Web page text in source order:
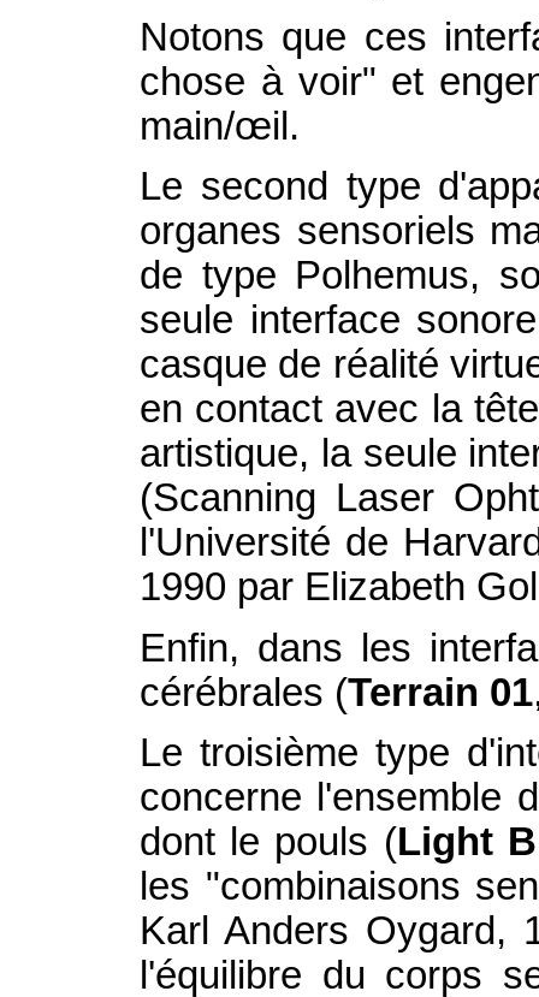
Notons que ces
chose à voir" et
main/œil.
Le second type
organes sensoriels
de type Polhemus,
seule interface
casque de réalité
en contact avec la
artistique, la seule
(Scanning Laser
l'Université de
1990 par Elizabeth
Enfin, dans les
cérébrales (Terrain 01
Le troisième type
concerne l'ensemble
dont le pouls (Light
les "combinaisons
Karl Anders Oygard,
l'équilibre du corps